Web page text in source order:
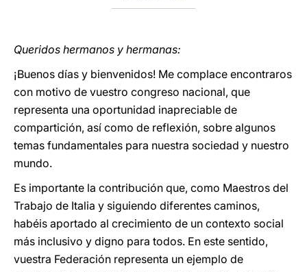
Queridos hermanos y hermanas:
¡Buenos días y bienvenidos! Me complace encontraros
con motivo de vuestro congreso nacional, que
representa una oportunidad inapreciable de
compartición, así como de reflexión, sobre algunos
temas fundamentales para nuestra sociedad y nuestro
mundo.
Es importante la contribución que, como Maestros del
Trabajo de Italia y siguiendo diferentes caminos,
habéis aportado al crecimiento de un contexto social
más inclusivo y digno para todos. En este sentido,
vuestra Federación representa un ejemplo de